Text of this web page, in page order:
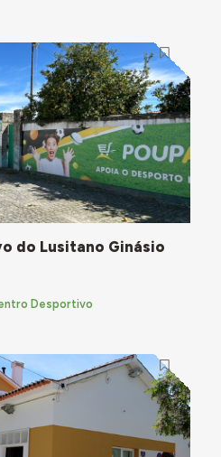
do Lusitano Ginásio
Desportivo